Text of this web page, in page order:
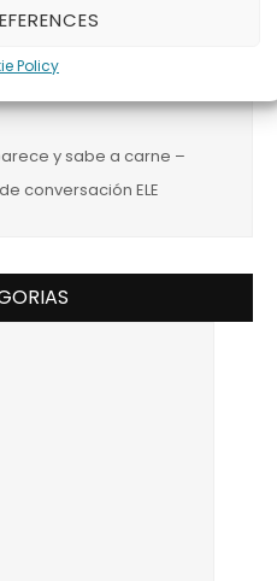
Policypara la clase de
y sabe a carne –
conversación ELE